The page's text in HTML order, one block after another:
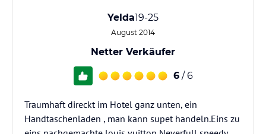
Yelda19-25
August 2014
Netter Verkäufer
6 / 6
Traumhaft direckt im Hotel ganz unten, ein
Handtaschenladen , man kann supet handeln.Eins zu